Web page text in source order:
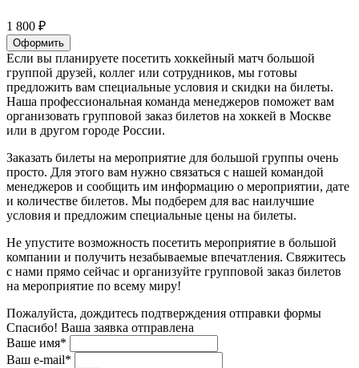
1 800 ₽
Оформить
Если вы планируете посетить хоккейный матч большой
группой друзей, коллег или сотрудников, мы готовы
предложить вам специальные условия и скидки на билеты.
Наша профессиональная команда менеджеров поможет вам
организовать групповой заказ билетов на хоккей в Москве
или в другом городе России.
Заказать билеты на мероприятие для большой группы очень
просто. Для этого вам нужно связаться с нашей командой
менеджеров и сообщить им информацию о мероприятии, дате
и количестве билетов. Мы подберем для вас наилучшие
условия и предложим специальные цены на билеты.
Не упустите возможность посетить мероприятие в большой
компании и получить незабываемые впечатления. Свяжитесь
с нами прямо сейчас и организуйте групповой заказ билетов
на мероприятие по всему миру!
Пожалуйста, дождитесь подтверждения отправки формы
Спасибо! Ваша заявка отправлена
Ваше имя*
Ваш e-mail*